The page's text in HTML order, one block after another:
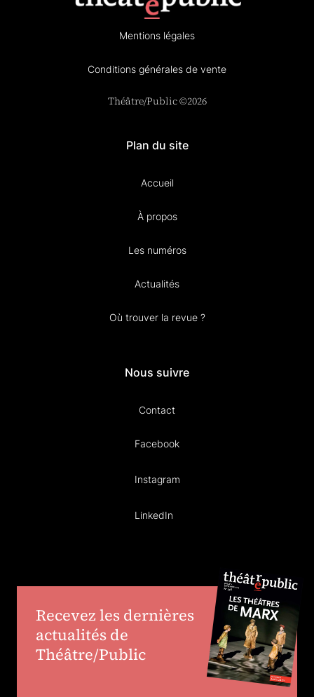
Mentions légales
Conditions générales de vente
Théâtre/Public ©2026
Plan du site
Accueil
À propos
Les numéros
Actualités
Où trouver la revue ?
Nous suivre
Contact
Facebook
Instagram
LinkedIn
Recevez les dernières
actualités de
Théâtre/Public